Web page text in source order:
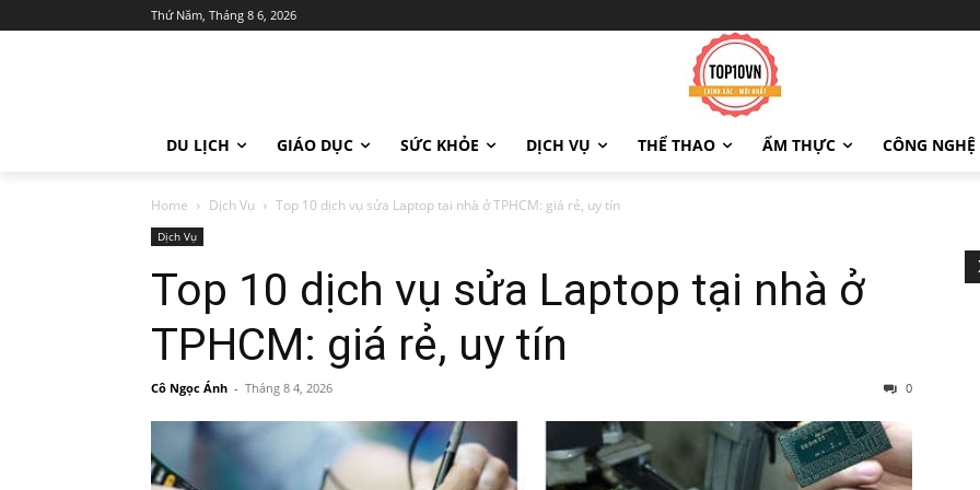
Thứ Năm, Tháng 8 6, 2026
DU LỊCH GIÁO DỤC SỨC KHỎE DỊCH VỤ THỂ THAO ẨM THỰC CÔNG NGHỆ
Home Dịch Vụ Top 10 dịch vụ sửa Laptop tại nhà ở TPHCM: giá rẻ, uy tín
Dịch Vụ
Top 10 dịch vụ sửa Laptop tại nhà ở
TPHCM: giá rẻ, uy tín
Cô Ngọc Ánh - Tháng 8 4, 2026 0